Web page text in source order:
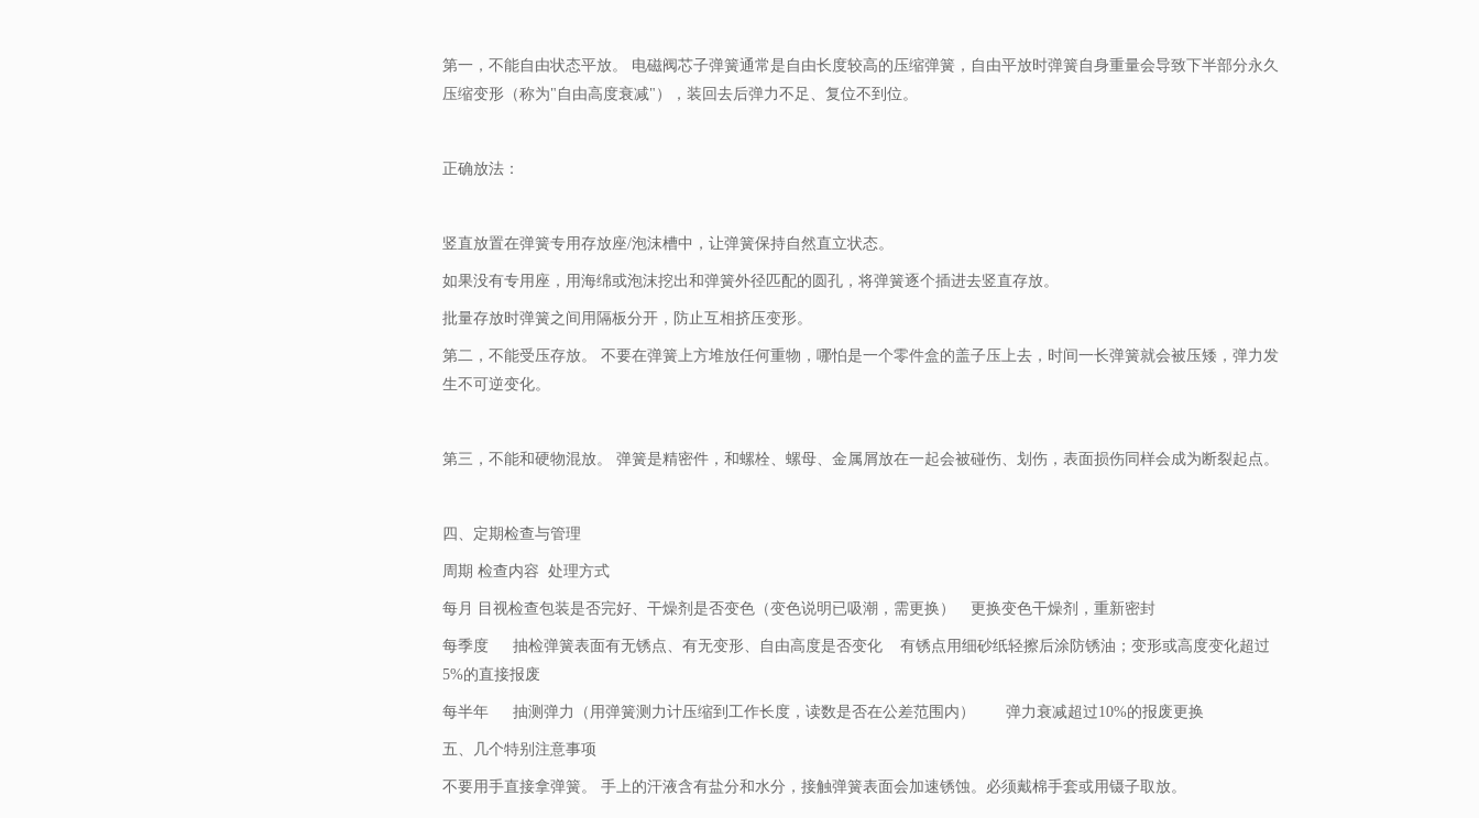
第一，不能自由状态平放。 电磁阀芯子弹簧通常是自由长度较高的压缩弹簧，自由平放时弹簧自身重量会导致下半部分永久
压缩变形（称为"自由高度衰减"），装回去后弹力不足、复位不到位。
正确放法：
竖直放置在弹簧专用存放座/泡沫槽中，让弹簧保持自然直立状态。
如果没有专用座，用海绵或泡沫挖出和弹簧外径匹配的圆孔，将弹簧逐个插进去竖直存放。
批量存放时弹簧之间用隔板分开，防止互相挤压变形。
第二，不能受压存放。 不要在弹簧上方堆放任何重物，哪怕是一个零件盒的盖子压上去，时间一长弹簧就会被压矮，弹力发
生不可逆变化。
第三，不能和硬物混放。 弹簧是精密件，和螺栓、螺母、金属屑放在一起会被碰伤、划伤，表面损伤同样会成为断裂起点。
四、定期检查与管理
周期 检查内容 处理方式
每月 目视检查包装是否完好、干燥剂是否变色（变色说明已吸潮，需更换） 更换变色干燥剂，重新密封
每季度 抽检弹簧表面有无锈点、有无变形、自由高度是否变化
有锈点用细砂纸轻擦后涂防锈油；变形或高度变化超过
5%的直接报废
每半年 抽测弹力（用弹簧测力计压缩到工作长度，读数是否在公差范围内） 弹力衰减超过10%的报废更换
五、几个特别注意事项
不要用手直接拿弹簧。 手上的汗液含有盐分和水分，接触弹簧表面会加速锈蚀。必须戴棉手套或用镊子取放。